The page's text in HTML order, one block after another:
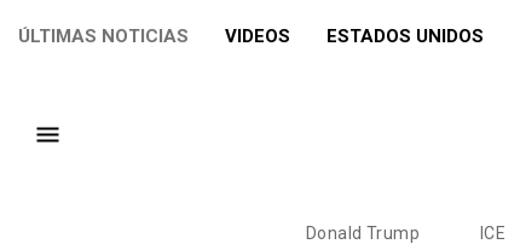
ÚLTIMAS NOTICIAS VIDEOS ESTADOS UNIDOS
Donald Trump ICE